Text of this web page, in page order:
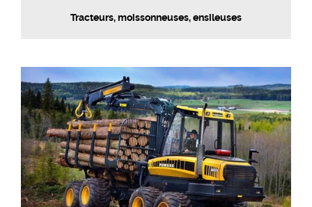
Tracteurs, moissonneuses, ensileuses